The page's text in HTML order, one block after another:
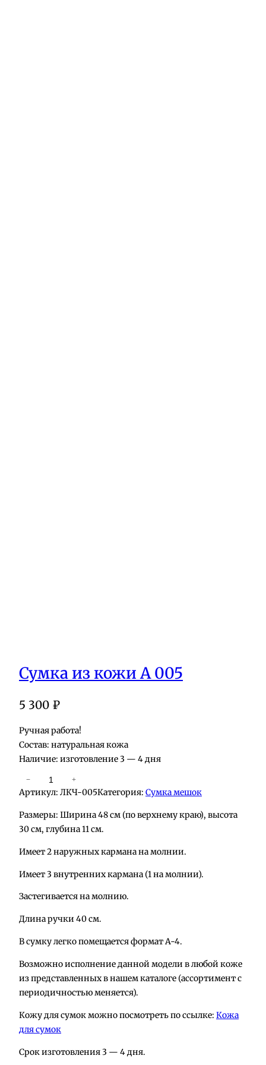
Сумка из кожи А 005
5 300 ₽
Ручная работа!
Состав: натуральная кожа
Наличие: изготовление 3 — 4 дня
о
л
и
е
т
в
т
о
а
р
а
С
м
к
− +
Артикул: ЛКЧ-005Категория: Сумка мешок
Размеры: Ширина 48 см (по верхнему краю), высота
30 см, глубина 11 см.
Имеет 2 наружных кармана на молнии.
Имеет 3 внутренних кармана (1 на молнии).
Застегивается на молнию.
Длина ручки 40 см.
В сумку легко помещается формат А-4.
Возможно исполнение данной модели в любой коже
из представленных в нашем каталоге (ассортимент с
периодичностью меняется).
Кожу для сумок можно посмотреть по ссылке: Кожа
для сумок
Срок изготовления 3 — 4 дня.